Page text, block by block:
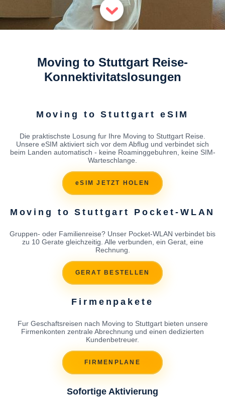
Moving to Stuttgart Reise-
Konnektivitatslosungen
Moving to Stuttgart eSIM
Die praktischste Losung fur Ihre Moving to Stuttgart Reise.
Unsere eSIM aktiviert sich vor dem Abflug und verbindet sich
beim Landen automatisch - keine Roaminggebuhren, keine SIM-
Warteschlange.
eSIM JETZT HOLEN
Moving to Stuttgart Pocket-WLAN
Gruppen- oder Familienreise? Unser Pocket-WLAN verbindet bis
zu 10 Gerate gleichzeitig. Alle verbunden, ein Gerat, eine
Rechnung.
GERAT BESTELLEN
Firmenpakete
Fur Geschaftsreisen nach Moving to Stuttgart bieten unsere
Firmenkonten zentrale Abrechnung und einen dedizierten
Kundenbetreuer.
FIRMENPLANE
Sofortige Aktivierung